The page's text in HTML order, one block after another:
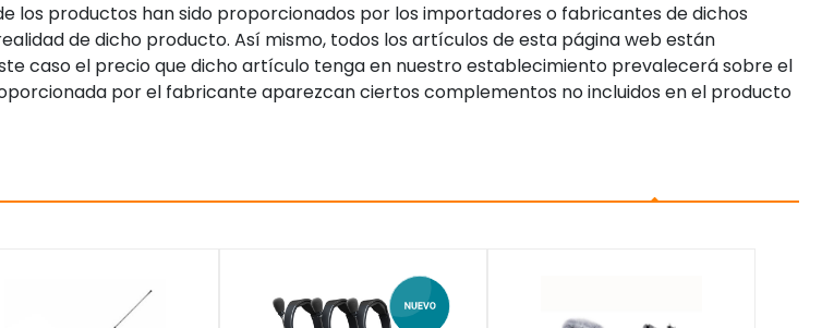
los productos han sido proporcionados por los importadores o fabricantes de dichos
de dicho producto. Así mismo, todos los artículos de esta página web están
caso el precio que dicho artículo tenga en nuestro establecimiento prevalecerá sobre el
por el fabricante aparezcan ciertos complementos no incluidos en el producto